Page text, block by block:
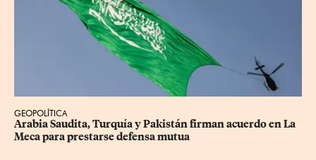
GEOPOLÍTICA
Arabia Saudita, Turquía y Pakistán firman acuerdo en La
Meca para prestarse defensa mutua